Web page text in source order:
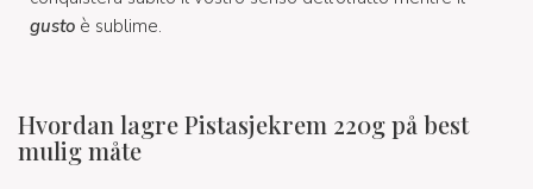
gusto è sublime.
Hvordan lagre Pistasjekrem 220g på best
mulig måte